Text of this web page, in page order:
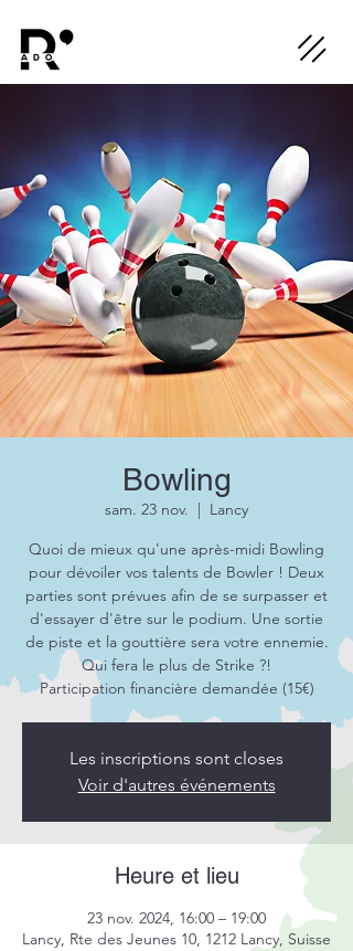
Bowling
sam. 23 nov.
  |
Lancy
Quoi de mieux qu'une après-midi Bowling
pour dévoiler vos talents de Bowler ! Deux
parties sont prévues afin de se surpasser et
d'essayer d'être sur le podium. Une sortie
de piste et la gouttière sera votre ennemie.
Qui fera le plus de Strike ?!
Participation financière demandée (15€)
Les inscriptions sont closes
Voir d'autres événements
Heure et lieu
23 nov. 2024, 16:00 – 19:00
Lancy, Rte des Jeunes 10, 1212 Lancy, Suisse